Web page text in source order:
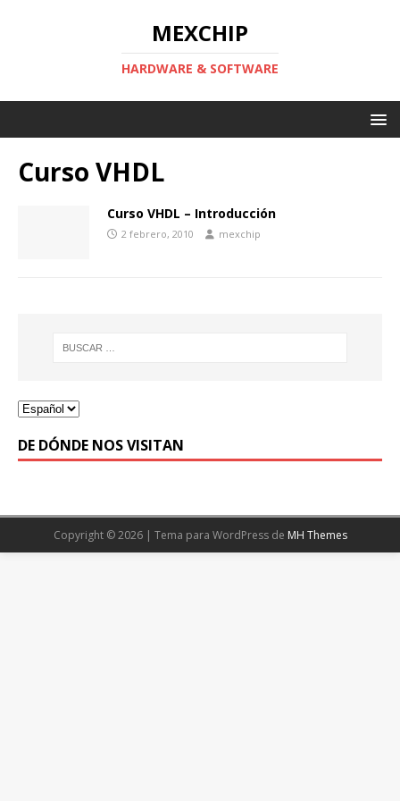
MEXCHIP
HARDWARE & SOFTWARE
Curso VHDL
Curso VHDL – Introducción
2 febrero, 2010 mexchip
DE DÓNDE NOS VISITAN
Copyright © 2026 | Tema para WordPress de MH Themes